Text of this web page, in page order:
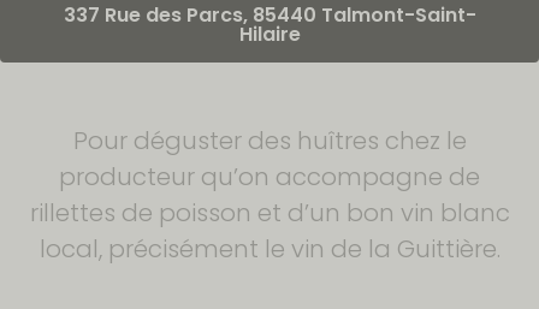
337 Rue des Parcs, 85440 Talmont-Saint-
Hilaire
Pour déguster des huîtres chez le
producteur qu’on accompagne de
rillettes de poisson et d’un bon vin blanc
local, précisément le vin de la Guittière.